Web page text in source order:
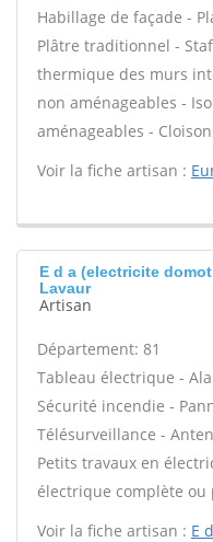
Habillage de façade -
Plâtre traditionnel -
thermique des murs
non aménageables -
aménageables -
Voir la fiche artisan :
E d a (electricite
Lavaur
Artisan
Département: 81
Tableau électrique -
Sécurité incendie -
Télésurveillance -
Petits travaux en
électrique complète ou
Voir la fiche artisan : E